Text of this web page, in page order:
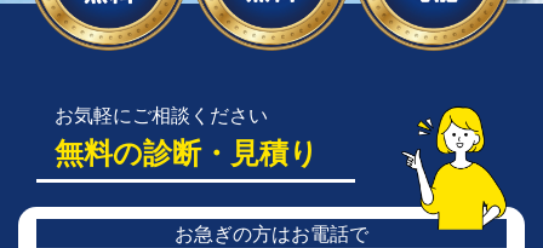
お気軽にご相談ください
無料の診断・見積り
お急ぎの方はお電話で